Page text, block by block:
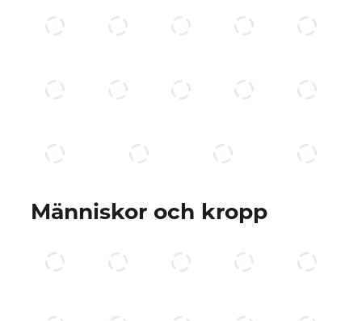
Människor och kropp